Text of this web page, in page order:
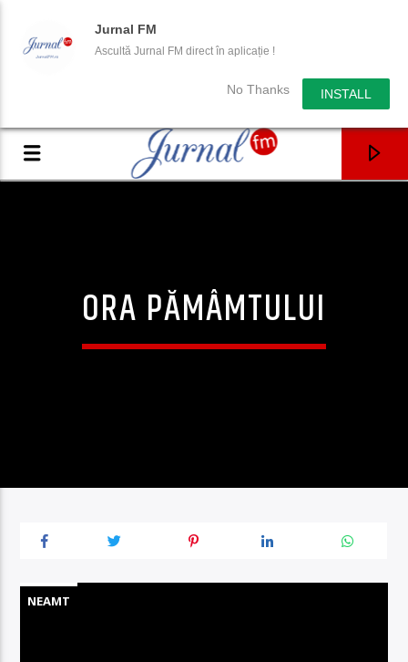
Jurnal FM
Ascultă Jurnal FM direct în aplicație !
No Thanks INSTALL
ORA PĂMÂMTULUI
NEAMT